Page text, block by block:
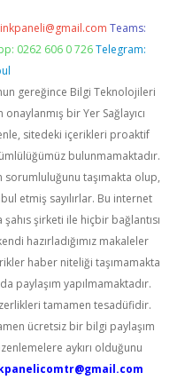
Teams:
0262 606 0 726 Telegram:
gereğince Bilgi Teknolojileri
bir Yer Sağlayıcı
sitedeki içerikleri proaktif
bulunmamaktadır.
sorumluluğunu taşımakta olup,
etmiş sayılırlar. Bu internet
şirketi ile hiçbir bağlantısı
hazırladığımız makaleler
haber niteliği taşımamakta
paylaşım yapılmamaktadır.
tamamen tesadüfidir.
ücretsiz bir bilgi paylaşım
aykırı olduğunu